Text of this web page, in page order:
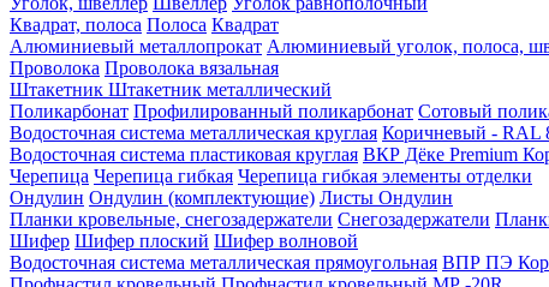
Квадрат, полоса Полоса Квадрат
Алюминиевый металлопрокат Алюминиевый уголок, полоса,
Проволока Проволока вязальная
Штакетник Штакетник металлический
Поликарбонат Профилированный поликарбонат Сотовый
Водосточная система металлическая круглая Коричневый - RAL
Водосточная система пластиковая круглая ВКР Дёке Premium
Черепица Черепица гибкая Черепица гибкая элементы отделки
Ондулин Ондулин (комплектующие) Листы Ондулин
Планки кровельные, снегозадержатели Снегозадержатели
Шифер Шифер плоский Шифер волновой
Водосточная система металлическая прямоугольная ВПР ПЭ